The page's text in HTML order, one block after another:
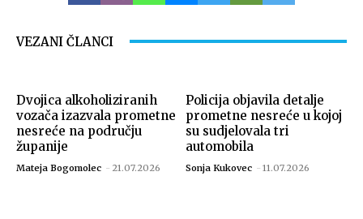
VEZANI ČLANCI
Dvojica alkoholiziranih
vozača izazvala prometne
nesreće na području
županije
Mateja Bogomolec - 21.07.2026
Policija objavila detalje
prometne nesreće u kojoj
su sudjelovala tri
automobila
Sonja Kukovec - 11.07.2026